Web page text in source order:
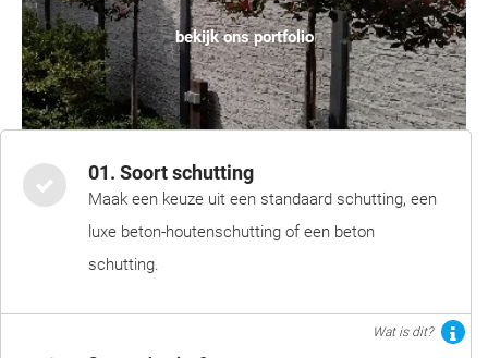
bekijk ons portfolio
01. Soort schutting
Maak een keuze uit een standaard schutting, een
luxe beton-houtenschutting of een beton
schutting.
Wat is dit?